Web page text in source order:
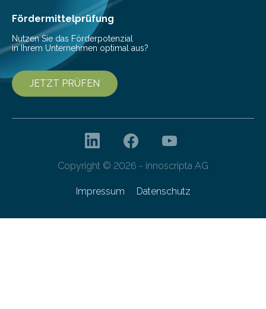
Gefahr erheblicher…
Fördermittelprüfung
Nutzen Sie das Förderpotenzial
in Ihrem Unternehmen optimal aus?
JETZT PRÜFEN
Copyright © 2026 - innoscripta AG
Impressum Datenschutz